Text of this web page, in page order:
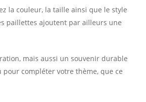
la couleur, la taille ainsi que le style
paillettes ajoutent par ailleurs une
mais aussi un souvenir durable
compléter votre thème, que ce